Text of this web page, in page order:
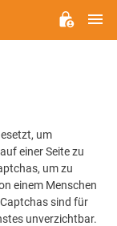
um
einer Seite zu
um zu
einem Menschen
sind für
unverzichtbar.